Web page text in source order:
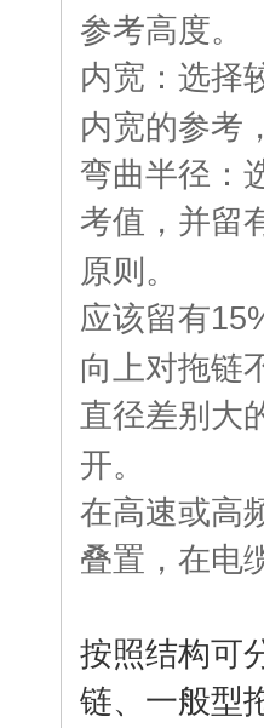
参考高度。
内宽：选择
内宽的参考
弯曲半径：
考值，并留
原则。
应该留有
向上对拖链
直径差别大
开。
在高速或高
叠置，在电
按照结构可
链、一般型